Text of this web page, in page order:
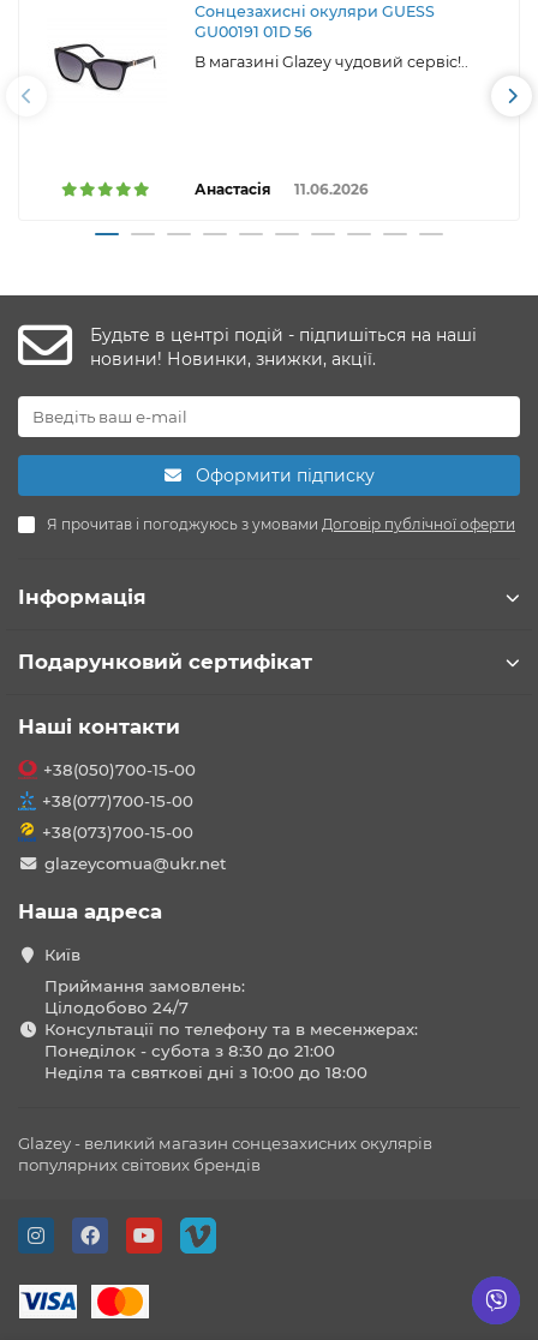
Сонцезахисні окуляри GUESS
GU00191 01D 56
В магазині Glazey чудовий сервіс!..
Анастасія 11.06.2026
Будьте в центрі подій - підпишіться на наші
новини! Новинки, знижки, акції.
Оформити підписку
Я прочитав і погоджуюсь з умовами Договір публічної оферти
Інформація
Подарунковий сертифікат
Наші контакти
+38(050)700-15-00
+38(077)700-15-00
+38(073)700-15-00
glazeycomua@ukr.net
Наша адреса
Київ
Приймання замовлень:
Цілодобово 24/7
Консультації по телефону та в месенжерах:
Понеділок - субота з 8:30 до 21:00
Неділя та святкові дні з 10:00 до 18:00
Glazey - великий магазин сонцезахисних окулярів
популярних світових брендів